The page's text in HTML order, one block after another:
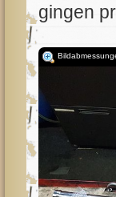
gingen